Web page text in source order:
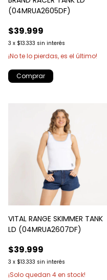
(04MRUA2605DF)
$39.999
3 x $13.333 sin interés
¡No te lo pierdas, es el último!
Comprar
VITAL RANGE SKIMMER TANK
LD (04MRUA2607DF)
$39.999
3 x $13.333 sin interés
¡Solo quedan 4en stock!